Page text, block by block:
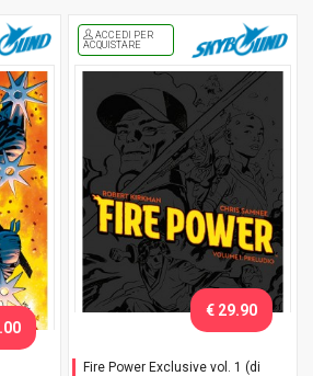
ACCEDI PER
ACQUISTARE
Fire Power Exclusive vol. 1 (di
€ 29.90